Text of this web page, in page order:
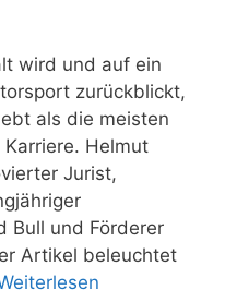
wird und auf ein
zurückblickt,
als die meisten
Helmut
Jurist,
Bull und Förderer
Artikel beleuchtet